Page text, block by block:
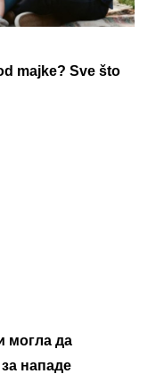
majke? Sve što
могла да
нападе